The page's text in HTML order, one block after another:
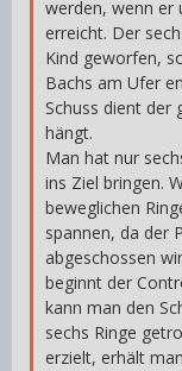
werden, wenn er
erreicht. Der
Kind geworfen,
Bachs am Ufer
Schuss dient der
hängt.
Man hat nur
ins Ziel bringen.
beweglichen
spannen, da der
abgeschossen
beginnt der
kann man den
sechs Ringe
erzielt, erhält